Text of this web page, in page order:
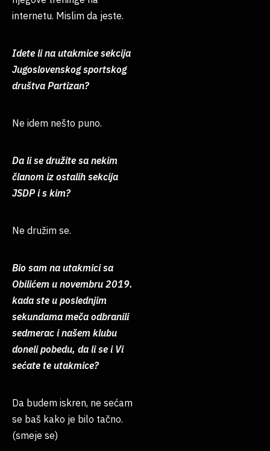
internetu. Mislim da jeste.
Idete li na utakmice sekcija
Jugoslovenskog sportskog
društva Partizan?
Ne idem nešto puno.
Da li se družite sa nekim
članom iz ostalih sekcija
JSDP i s kim?
Ne družim se.
Bio sam na utakmici sa
Obilićem u novembru 2019.
kada ste u poslednjim
sekundama meča odbranili
sedmerac i našem klubu
doneli pobedu, da li se i Vi
sećate te utakmice?
Da budem iskren, ne sećam
se baš kako je bilo tačno.
(smeje se)